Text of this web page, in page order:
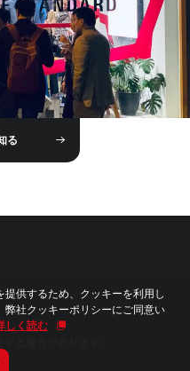
供するため、クッキーを利用し
社クッキーポリシーにご同意い
しく読む
る